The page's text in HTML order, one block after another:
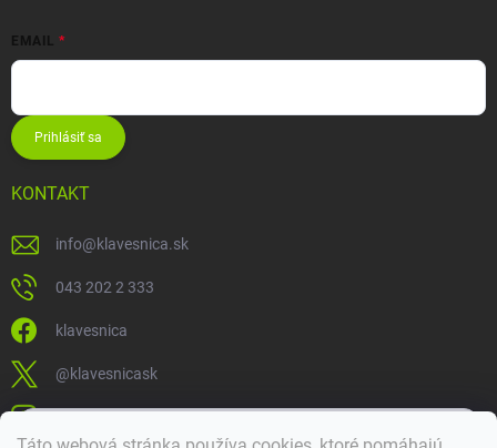
EMAIL
Prihlásiť sa
KONTAKT
info@klavesnica.sk
043 202 2 333
klavesnica
@klavesnicask
klavesnica_sk